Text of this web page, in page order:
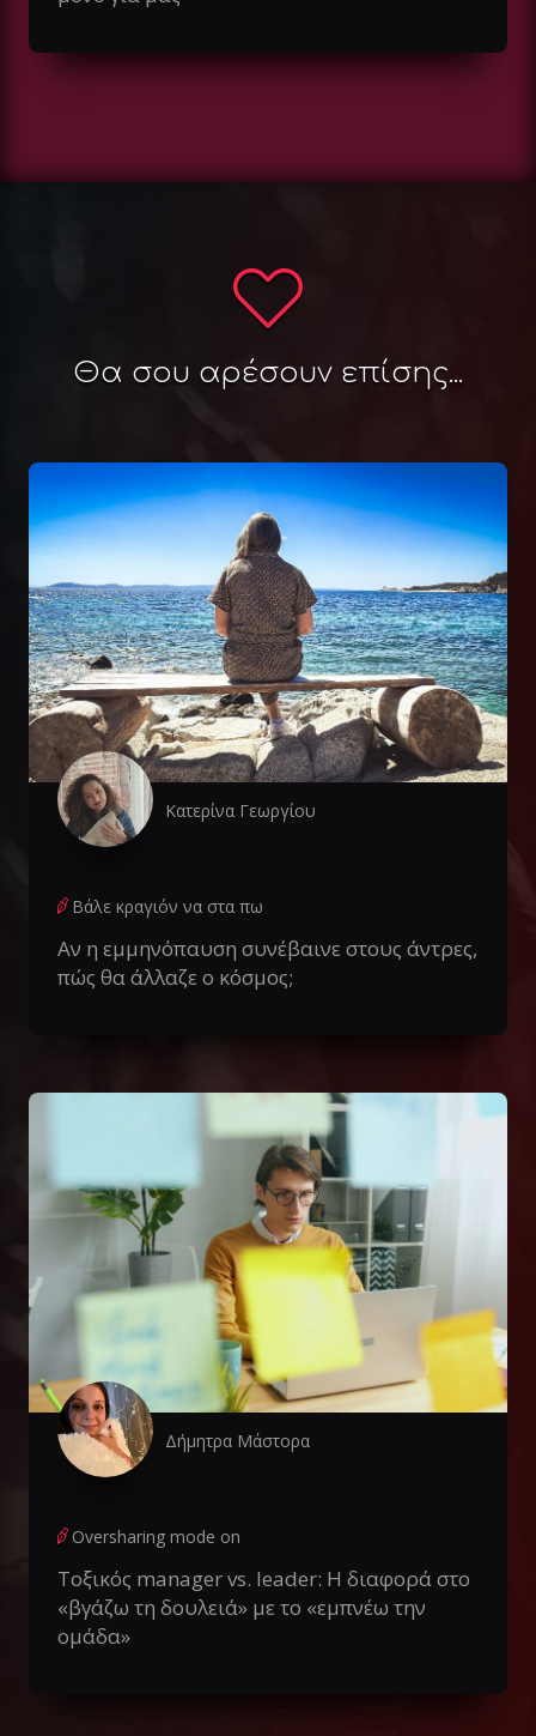
Θα σου αρέσουν επίσης...
Κατερίνα Γεωργίου
Βάλε κραγιόν να στα πω
Αν η εμμηνόπαυση συνέβαινε στους άντρες,
πώς θα άλλαζε ο κόσμος;
Δήμητρα Μάστορα
Oversharing mode on
Τοξικός manager vs. leader: Η διαφορά στο
«βγάζω τη δουλειά» με το «εμπνέω την
ομάδα»